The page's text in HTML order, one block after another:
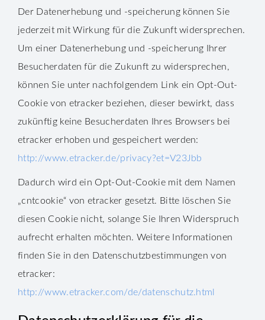
Der Datenerhebung und -speicherung können Sie
jederzeit mit Wirkung für die Zukunft widersprechen.
Um einer Datenerhebung und -speicherung Ihrer
Besucherdaten für die Zukunft zu widersprechen,
können Sie unter nachfolgendem Link ein Opt-Out-
Cookie von etracker beziehen, dieser bewirkt, dass
zukünftig keine Besucherdaten Ihres Browsers bei
etracker erhoben und gespeichert werden:
http://www.etracker.de/privacy?et=V23Jbb
Dadurch wird ein Opt-Out-Cookie mit dem Namen
„cntcookie“ von etracker gesetzt. Bitte löschen Sie
diesen Cookie nicht, solange Sie Ihren Widerspruch
aufrecht erhalten möchten. Weitere Informationen
finden Sie in den Datenschutzbestimmungen von
etracker:
http://www.etracker.com/de/datenschutz.html